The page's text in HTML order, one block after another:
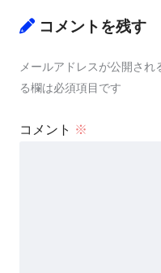
コメントを残す
メールアドレスが公開され
る欄は必須項目です
コメント ※